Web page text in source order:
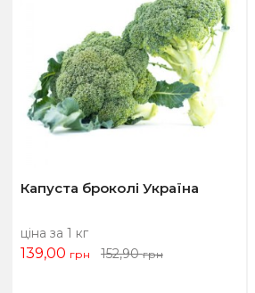
Капуста броколі Україна
ціна за 1 кг
139,00 грн 152,90грн